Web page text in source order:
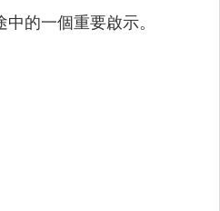
的一個重要啟示。